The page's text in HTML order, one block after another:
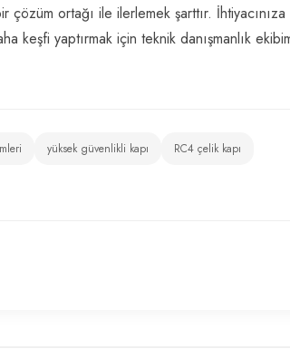
ortağı ile ilerlemek şarttır.
keşfi yaptırmak için teknik danışmanlık
yüksek güvenlikli kapı
RC4 çelik kapı